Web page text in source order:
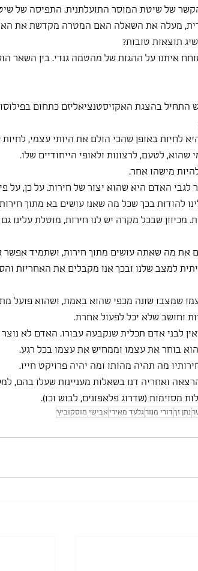
של שיטת המוסר התועלתנית. התפיסה של
מעלה את השאלה האם המטרה מקדשת את
תוצאות טובות?
איתנו על ההגות של מהטמה גנדי. בין השאר
התחיל בהצגת האקזיסטנציאליזם כתחום
לחיות באופן שהכי הולם את היותי עצמי,
לטעם, לרצונות ולאופי הייחודיים שלו.
מישהו אחר.
האדם היא שהוא יצור של חירות. על כן, על
להודות בכך שכל מה שאנו עושים בא מתוך
מכיוון שבכל מקרה יש לנו חירות, מוטלת עלינו
את מה שאתה עושים מתוך חירות, ושתמיד אפשר
למצב שלנו ובכך אנו מקבלים את האחריות
שמצבו שונה מכפי שהוא באמת, ושהוא פועל
וחושב שלא יכל לפעול אחרת.
לבני אדם תכלית שנקבעה עבורו. האדם לא
בוחר את עצמו וממחיש את עצמו בכל רגע.
מה תהיה מהותו ומה יהיה פרויקט חייו.
ואחריה דנו בשאלות מעניינות שעלו בהם,
מסוימות (שדרוג פלאפונים, לבוש וכו).
נתן זך דורי מנורגלעד מאיריאבישי מוסקוביץ'